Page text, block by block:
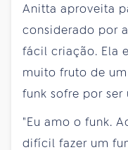
Anitta aproveita
considerado por
fácil criação. Ela
muito fruto de
funk sofre por ser
"Eu amo o funk.
difícil fazer um